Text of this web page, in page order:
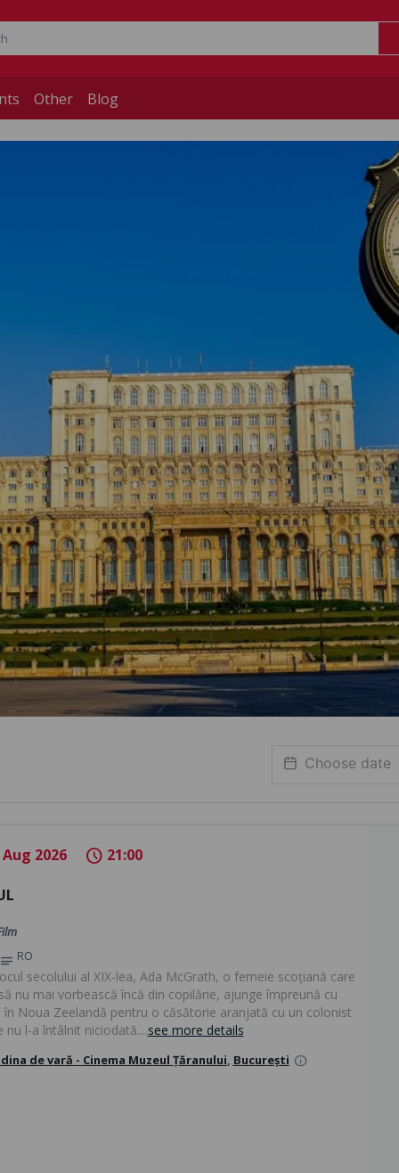
Other Blog
Aug 2026 schedule 21:00
notes RO
secolului al XIX-lea, Ada McGrath, o femeie scoțiană care
nu mai vorbească încă din copilărie, ajunge împreună cu
în Noua Zeelandă pentru o căsătorie aranjată cu un colonist
nu l-a întâlnit niciodată....see more details
de vară - Cinema Muzeul Țăranului, București info